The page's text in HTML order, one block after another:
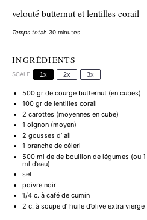
velouté butternut et lentilles corail
Temps total: 30 minutes
INGRÉDIENTS
SCALE 1x 2x 3x
500gr de courge butternut (en cubes)
100gr de lentilles corail
2 carottes (moyennes en cube)
1 oignon (moyen)
2 gousses d’ ail
1 branche de céleri
500ml de de bouillon de légumes (ou 1
ml d’eau)
sel
poivre noir
1/4c. à café de cumin
2 c. à soupe d’ huile d’olive extra vierge